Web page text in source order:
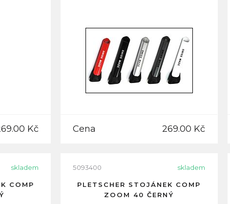
Kč Cena 269.00 Kč
skladem
COMP
5093400 skladem
PLETSCHER STOJÁNEK COMP
ZOOM 40 ČERNÝ